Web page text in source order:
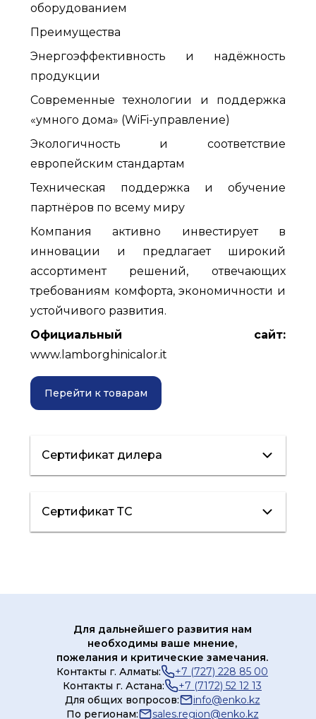
оборудованием
Преимущества
Энергоэффективность и надёжность
продукции
Современные технологии и поддержка
«умного дома» (WiFi-управление)
Экологичность и соответствие
европейским стандартам
Техническая поддержка и обучение
партнёров по всему миру
Компания активно инвестирует в
инновации и предлагает широкий
ассортимент решений, отвечающих
требованиям комфорта, экономичности и
устойчивого развития.
Официальный сайт:
www.lamborghinicalor.it
Перейти к товарам
Сертификат дилера
дилера
Сертификат ТС
Для дальнейшего развития нам
необходимы ваше мнение,
пожелания и критические замечания.
Контакты г. Алматы:
+7 (727) 228 85 00
Контакты г. Астана:
+7 (7172) 52 12 13
Для общих вопросов:
info@enko.kz
По регионам:
sales.region@enko.kz